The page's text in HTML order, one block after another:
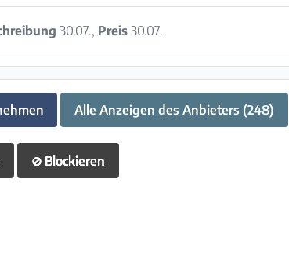
30.07., Preis 30.07.
Alle Anzeigen des Anbieters (248)
⊘ Blockieren